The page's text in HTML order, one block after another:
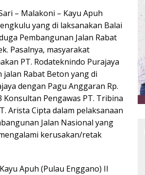
– Malakoni – Kayu Apuh
yang di laksanakan Balai
Pembangunan Jalan Rabat
Pasalnya, masyarakat
PT. Rodateknindo Purajaya
Rabat Beton yang di
dengan Pagu Anggaran Rp.
Konsultan Pengawas PT. Tribina
Arista Cipta dalam pelaksanaan
Jalan Nasional yang
kerusakan/retak
Apuh (Pulau Enggano) II